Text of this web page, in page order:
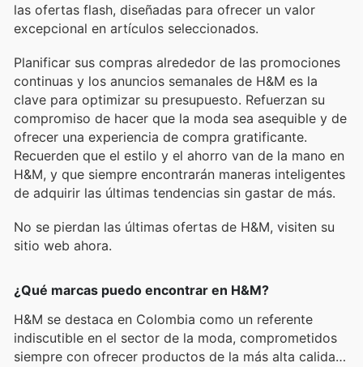
las ofertas flash, diseñadas para ofrecer un valor
excepcional en artículos seleccionados.
Planificar sus compras alrededor de las promociones
continuas y los anuncios semanales de H&M es la
clave para optimizar su presupuesto. Refuerzan su
compromiso de hacer que la moda sea asequible y de
ofrecer una experiencia de compra gratificante.
Recuerden que el estilo y el ahorro van de la mano en
H&M, y que siempre encontrarán maneras inteligentes
de adquirir las últimas tendencias sin gastar de más.
No se pierdan las últimas ofertas de H&M, visiten su
sitio web ahora.
¿Qué marcas puedo encontrar en H&M?
H&M se destaca en Colombia como un referente
indiscutible en el sector de la moda, comprometidos
siempre con ofrecer productos de la más alta calidad